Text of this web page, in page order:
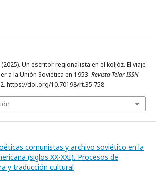
Un escritor regionalista en el koljóz. El viaje
a la Unión Soviética en 1953. Revista Telar ISSN
https://doi.org/10.70198/rt.35.758
comunistas y archivo soviético en la
(siglos XX-XXI). Procesos de
y traducción cultural